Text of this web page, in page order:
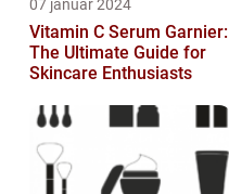
07 januar 2024
Vitamin C Serum Garnier:
The Ultimate Guide for
Skincare Enthusiasts